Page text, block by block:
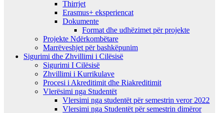
Thirrjet
Erasmus+ eksperiencat
Dokumente
Format dhe udhëzimet për projekte
Projekte Ndërkombëtare
Marrëveshjet për bashkëpunim
Sigurimi dhe Zhvillimi i Cilësisë
Sigurimi I Cilësisë
Zhvillimi i Kurrikulave
Procesi i Akreditimit dhe Riakreditimit
Vlerësimi nga Studentët
Vlersimi nga studentët për semestrin veror 2022
Vlersimi nga Studentët për semestrin dimëror